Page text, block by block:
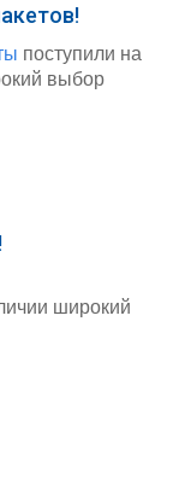
поступили на
выбор
широкий